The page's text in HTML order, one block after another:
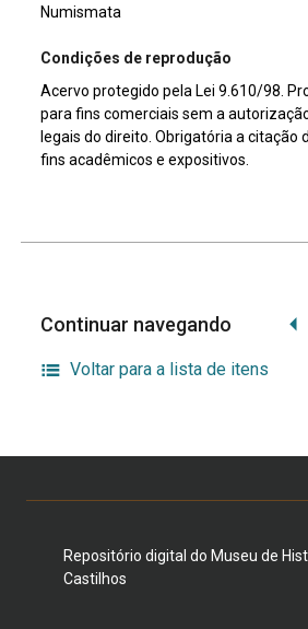
Numismata
Condições de reprodução
Acervo protegido pela Lei 9.610/98.
para fins comerciais sem a
legais do direito. Obrigatória a citação
fins acadêmicos e expositivos.
Continuar navegando
Voltar para a lista de itens
Repositório digital do Museu de
Castilhos